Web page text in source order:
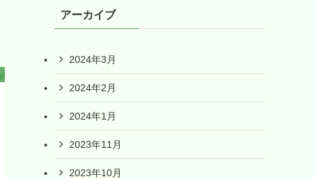
アーカイブ
2024年3月
2024年2月
2024年1月
2023年11月
2023年10月